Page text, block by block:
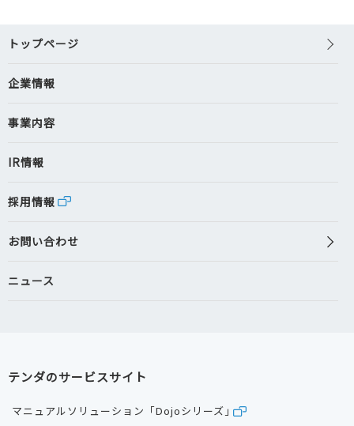
トップページ
企業情報
事業内容
IR情報
採用情報
お問い合わせ
ニュース
テンダのサービスサイト
マニュアルソリューション「Dojoシリーズ」